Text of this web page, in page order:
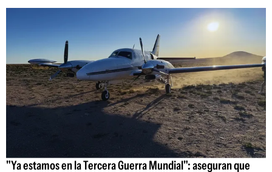
"Ya estamos en la Tercera Guerra Mundial": aseguran que